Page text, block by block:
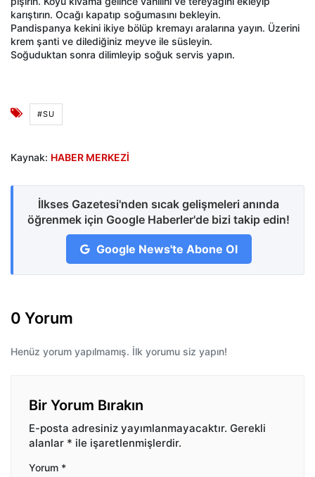
karıştırın. Ocağı kapatıp soğumasını bekleyin.
Pandispanya kekini ikiye bölüp kremayı aralarına yayın. Üzerini
krem şanti ve dilediğiniz meyve ile süsleyin.
Soğuduktan sonra dilimleyip soğuk servis yapın.
#SU
Kaynak: HABER MERKEZİ
İlkses Gazetesi'nden sıcak gelişmeleri anında
öğrenmek için Google Haberler'de bizi takip edin!
Google News'te Abone Ol
0 Yorum
Henüz yorum yapılmamış. İlk yorumu siz yapın!
Bir Yorum Bırakın
E-posta adresiniz yayımlanmayacaktır. Gerekli
alanlar * ile işaretlenmişlerdir.
Yorum *